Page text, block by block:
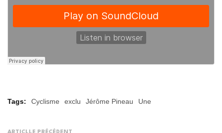
Tags: Cyclisme exclu Jérôme Pineau Une